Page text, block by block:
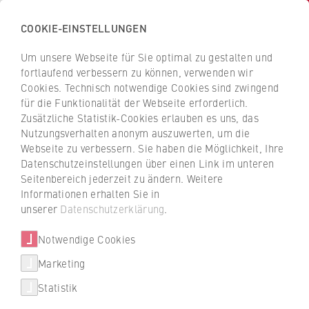
Z
u
ü
k
u
S
a
H
c
h
s
c
h
u
l
e
f
r
W
i
r
Z
u
r
ü
c
k
z
u
r
t
a
t
Über uns
HWR Entrepreneurship
Berlin Wichita Week for
Innovation and
Entrepreneurship
Vom 12. bis 16. April 2021 fand an der Berlin
Professional School der HWR Berlin die
Berlin Wichita Week for Innovation and
Entrepreneurship erstmals komplett online
COOKIE-EINSTELLUNGEN
Um unsere Webseite für Sie optimal zu gestalten und
fortlaufend verbessern zu können, verwenden wir
Cookies. Technisch notwendige Cookies sind zwingend
für die Funktionalität der Webseite erforderlich.
Zusätzliche Statistik-Cookies erlauben es uns, das
Nutzungsverhalten anonym auszuwerten, um die
Webseite zu verbessern. Sie haben die Möglichkeit, Ihre
Datenschutzeinstellungen über einen Link im unteren
Seitenbereich jederzeit zu ändern. Weitere
Informationen erhalten Sie in
unserer Datenschutzerklärung
Notwendige Cookies
Marketing
Statistik